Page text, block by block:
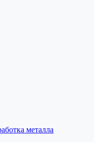
металла